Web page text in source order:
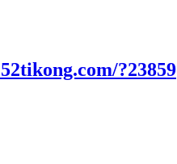
?23859